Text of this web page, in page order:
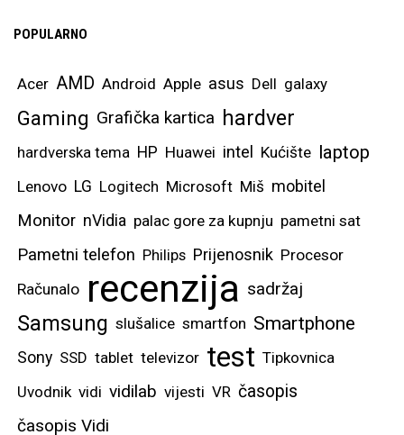
POPULARNO
Acer AMD Android Apple asus Dell galaxy
Gaming Grafička kartica hardver
hardverska tema HP Huawei intel Kućište laptop
Lenovo LG Logitech Microsoft Miš mobitel
Monitor nVidia palac gore za kupnju pametni sat
Pametni telefon Philips Prijenosnik Procesor
Računalo recenzija sadržaj
Samsung slušalice smartfon Smartphone
Sony SSD tablet televizor test Tipkovnica
Uvodnik vidi vidilab vijesti VR časopis
časopis Vidi